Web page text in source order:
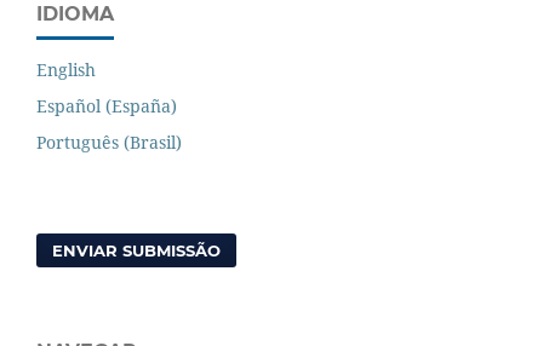
IDIOMA
English
Español (España)
Português (Brasil)
ENVIAR SUBMISSÃO